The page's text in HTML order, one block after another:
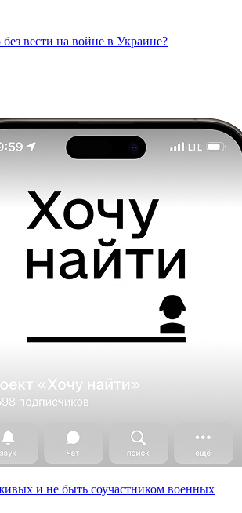
вести на войне в Украине?
и не быть соучастником военных